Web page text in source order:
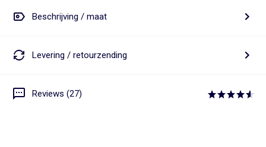
Beschrijving / maat
Levering / retourzending
Reviews (27)